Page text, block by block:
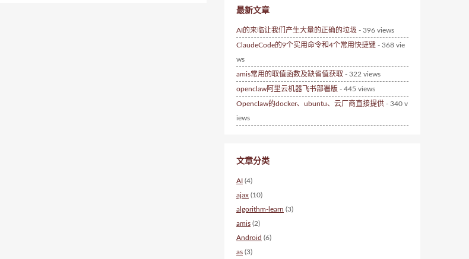
最新文章
AI的来临让我们产生大量的正确的垃圾 - 396 views
ClaudeCode的9个实用命令和4个常用快捷键 - 368 vie
ws
amis常用的取值函数及缺省值获取 - 322 views
openclaw阿里云机器飞书部署版 - 445 views
Openclaw的docker、ubuntu、云厂商直接提供 - 340 v
iews
文章分类
AI (4)
ajax (10)
algorithm-learn (3)
amis (2)
Android (6)
as (3)